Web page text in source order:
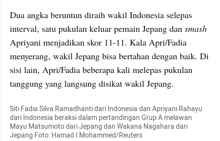
Dua angka beruntun diraih wakil Indonesia selepas
interval, satu pukulan keluar pemain Jepang dan
Apriyani menjadikan skor 11-11. Kala Apri/Fadia
menyerang, wakil Jepang bisa bertahan dengan baik. Di
sisi lain, Apri/Fadia beberapa kali melepas pukulan
tanggung yang langsung disikat wakil Jepang.
Siti Fadia Silva Ramadhanti dari Indonesia dan Apriyani Rahayu
dari Indonesia beraksi dalam pertandingan Grup A melawan
Mayu Matsumoto dari Jepang dan Wakana Nagahara dari
Jepang Foto: Hamad I Mohammed/Reuters